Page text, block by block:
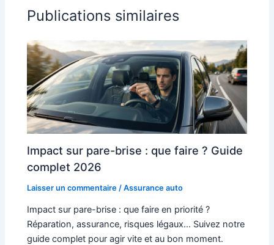
Publications similaires
Impact sur pare-brise : que faire ? Guide
complet 2026
Laisser un commentaire /Assurance auto
Impact sur pare-brise : que faire en priorité ?
Réparation, assurance, risques légaux... Suivez notre
guide complet pour agir vite et au bon moment.